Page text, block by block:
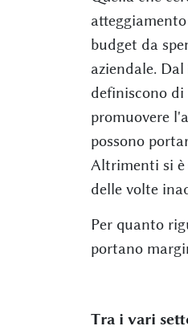
budget da
aziendale.
definiscono di
promuovere
possono
Altrimenti si è
delle volte
Per quanto
portano
Tra i vari